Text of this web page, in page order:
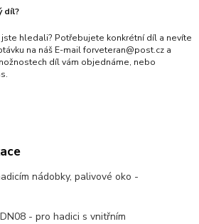
díl?
hledali? Potřebujete konkrétní díl a nevíte
na náš E-mail forveteran@post.cz a
díl vám objednáme, nebo
nádobky, palivové oko -
- pro hadici s vnitřním